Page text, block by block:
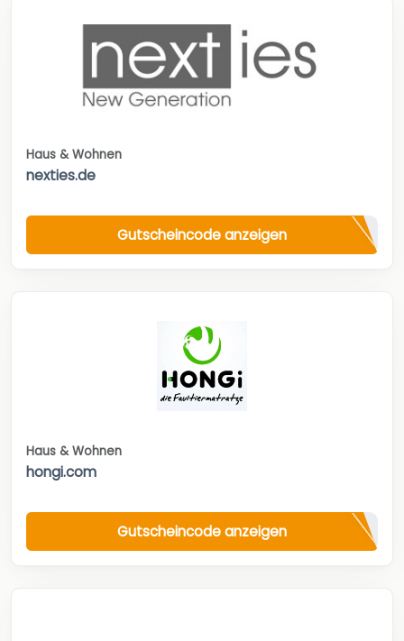
Haus & Wohnen
nexties.de
Gutscheincode anzeigen
Haus & Wohnen
hongi.com
Gutscheincode anzeigen